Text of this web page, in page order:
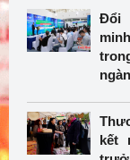
Đổi
kết